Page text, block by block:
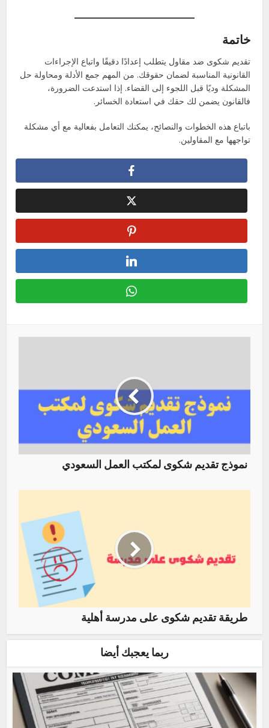
خاتمة
تقديم شكوى ضد مقاول يتطلب إعدادًا دقيقًا واتباع الإجراءات
القانونية المناسبة لضمان حقوقك. من المهم جمع الأدلة ومحاولة حل
المشكلة وديًا قبل اللجوء إلى القضاء. إذا استدعت الضرورة،
فالقانون يضمن لك حقك في استعادة الخسائر.
باتباع هذه الخطوات والنصائح، يمكنك التعامل بفعالية مع أي مشكلة
تواجهها مع المقاولين.
نموذج تقديم شكوى لمكتب العمل السعودي
طريقة تقديم شكوى على مدرسة أهلية
ربما يعجبك أيضا